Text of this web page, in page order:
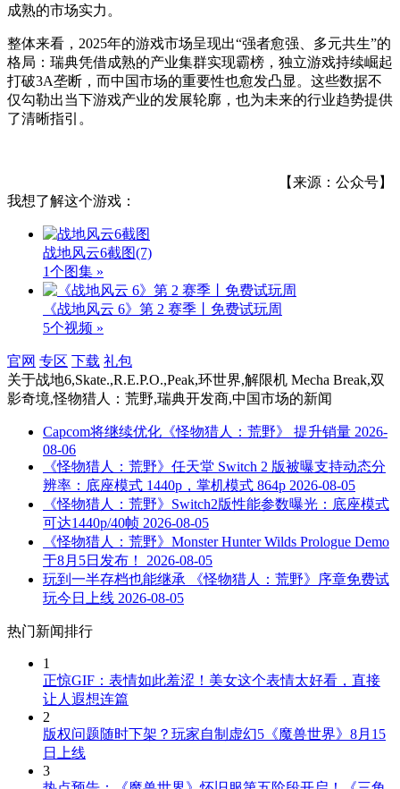
成熟的市场实力。
整体来看，2025年的游戏市场呈现出“强者愈强、多元共生”的
格局：瑞典凭借成熟的产业集群实现霸榜，独立游戏持续崛起
打破3A垄断，而中国市场的重要性也愈发凸显。这些数据不
仅勾勒出当下游戏产业的发展轮廓，也为未来的行业趋势提供
了清晰指引。
【来源：公众号】
我想了解这个游戏：
战地风云6截图(7)
1个图集 »
《战地风云 6》第 2 赛季丨免费试玩周
5个视频 »
官网 专区 下载 礼包
关于战地6,Skate.,R.E.P.O.,Peak,环世界,解限机 Mecha Break,双
影奇境,怪物猎人：荒野,瑞典开发商,中国市场的新闻
Capcom将继续优化《怪物猎人：荒野》 提升销量 2026-
08-06
《怪物猎人：荒野》任天堂 Switch 2 版被曝支持动态分
辨率：底座模式 1440p，掌机模式 864p 2026-08-05
《怪物猎人：荒野》Switch2版性能参数曝光：底座模式
可达1440p/40帧 2026-08-05
《怪物猎人：荒野》Monster Hunter Wilds Prologue Demo
于8月5日发布！
2026-08-05
玩到一半存档也能继承 《怪物猎人：荒野》序章免费试
玩今日上线 2026-08-05
热门新闻排行
1
正惊GIF：表情如此羞涩！美女这个表情太好看，直接
让人遐想连篇
2
版权问题随时下架？玩家自制虚幻5《魔兽世界》8月15
日上线
3